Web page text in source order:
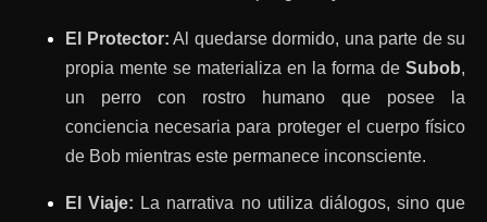
El Protector: Al quedarse dormido, una parte de su
propia mente se materializa en la forma de Subob,
un perro con rostro humano que posee la
conciencia necesaria para proteger el cuerpo físico
de Bob mientras este permanece inconsciente.
El Viaje: La narrativa no utiliza diálogos, sino que